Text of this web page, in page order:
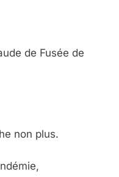
de Fusée de
non plus.